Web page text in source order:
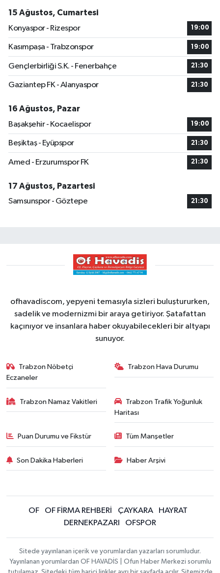
15 Ağustos, Cumartesi
Konyaspor - Rizespor
19:00
Kasımpaşa - Trabzonspor 19:00
Gençlerbirliği S.K. - Fenerbahçe 21:30
Gaziantep FK - Alanyaspor 21:30
16 Ağustos, Pazar
Başakşehir - Kocaelispor
19:00
Beşiktaş - Eyüpspor 21:30
Amed - Erzurumspor FK 21:30
17 Ağustos, Pazartesi
Samsunspor - Göztepe
21:30
ofhavadiscom, yepyeni temasıyla sizleri buluştururken,
sadelik ve modernizmi bir araya getiriyor. Şatafattan
kaçınıyor ve insanlara haber okuyabilecekleri bir altyapı
sunuyor.
Trabzon Nöbetçi
Eczaneler
Trabzon Hava Durumu
Trabzon Namaz Vakitleri
Trabzon Trafik Yoğunluk
Haritası
Puan Durumu ve Fikstür Tüm Manşetler
Son Dakika Haberleri Haber Arşivi
OF OF FİRMA REHBERİ ÇAYKARA
HAYRAT
DERNEKPAZARI
OFSPOR
Sitede yayınlanan içerik ve yorumlardan yazarları sorumludur.
Yayınlanan yorumlardan OF HAVADİS | Ofun Haber Merkezi sorumlu